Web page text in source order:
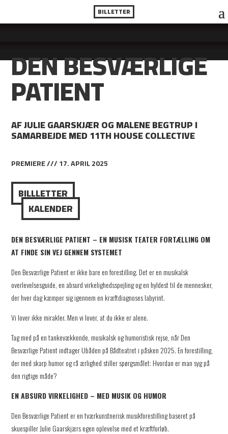
BILLETTER
DEN BESVÆRLIGE
PATIENT
AF JULIE GAARSKJÆR OG MALENE BEGTRUP I
SAMARBEJDE MED 11TH HOUSE COLLECTIVE
PREMIERE /// 17. APRIL 2025
BILLLETTER
KALENDER
DEN BESVÆRLIGE PATIENT – EN MUSISK TEATER FORTÆLLING OM
AT FINDE SIN VEJ GENNEM SYSTEMET
Den Besværlige Patient er ikke bare en forestilling. Det er en musikalsk
overlevelsesguide, en absurd virkelighedsspejling og en hyldest til de mennesker,
der hver dag kæmper sig igennem en kræftdiagnoses labyrint.
Vi lover ikke mirakler. Men vi lover, at du ikke er alene.
Tag med på en tankevækkende, musikalsk og humoristisk rejse, når Den
Besværlige Patient indtager Ubåden på Bådteatret i påsken 2025. En forestilling,
der med skarp humor og rå ærlighed stiller spørgsmålet: Hvordan er man syg på
den rigtige måde?
EN ABSURD VIRKELIGHED – MED MUSIK OG HUMOR
Den Besværlige Patient er en tværkunstnerisk musikforestilling baseret på
skuespiller Julie Gaarskjærs egen oplevelse med et kræftforløb.